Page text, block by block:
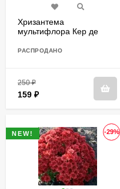
Хризантема
мультифлора Кер де
(Coeur De Lorraine R
РАСПРОДАНО
250₽
159 ₽
-29%
NEW!